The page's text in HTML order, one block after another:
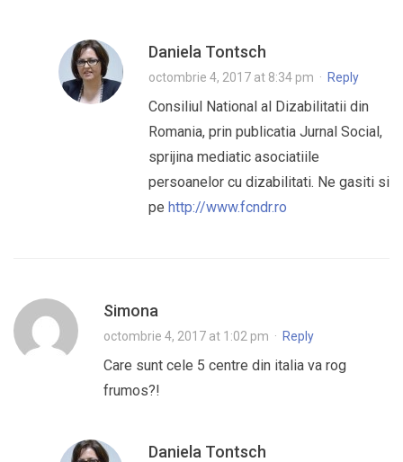
Daniela Tontsch
octombrie 4, 2017 at 8:34 pm · Reply
Consiliul National al Dizabilitatii din
Romania, prin publicatia Jurnal Social,
sprijina mediatic asociatiile
persoanelor cu dizabilitati. Ne gasiti si
pe http://www.fcndr.ro
Simona
octombrie 4, 2017 at 1:02 pm · Reply
Care sunt cele 5 centre din italia va rog
frumos?!
Daniela Tontsch